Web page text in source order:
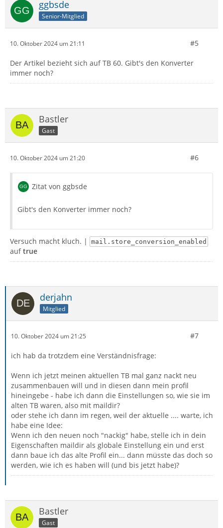
ggbsde
Senior-Mitglied
10. Oktober 2024 um 21:11 #5
Der Artikel bezieht sich auf TB 60. Gibt's den Konverter
immer noch?
Bastler
Gast
10. Oktober 2024 um 21:20 #6
Zitat von ggbsde
Gibt's den Konverter immer noch?
Versuch macht kluch. | mail.store_conversion_enabled
auftrue
derjahn
Mitglied
10. Oktober 2024 um 21:25 #7
ich hab da trotzdem eine Verständnisfrage:
Wenn ich jetzt meinen aktuellen TB mal ganz nackt neu
zusammenbauen will und in diesen dann mein profil
hineingebe - habe ich dann die Einstellungen so, wie sie im
alten TB waren, also mit maildir?
oder stehe ich dann im regen, weil der aktuelle .... warte, ich
habe eine Idee:
Wenn ich den neuen noch "nackig" habe, stelle ich in dein
Eigenschaften maildir als globale Einstellung ein und erst
dann baue ich das alte Profil ein... dann müsste das doch so
werden, wie ich es haben will (und bis jetzt habe)?
Bastler
Gast